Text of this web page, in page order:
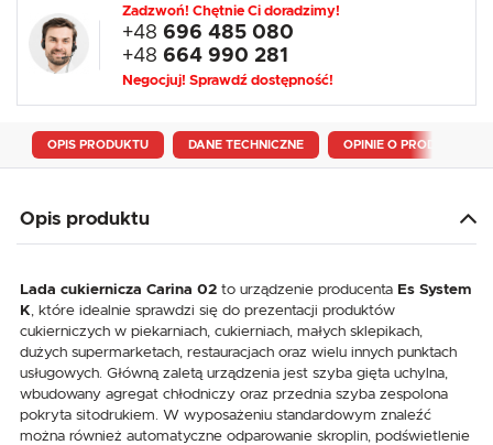
Zadzwoń! Chętnie Ci doradzimy!
+48 696 485 080
+48 664 990 281
Negocjuj! Sprawdź dostępność!
OPIS PRODUKTU DANE TECHNICZNE OPINIE O PRODUKCIE
Opis produktu
Lada cukiernicza Carina 02 to urządzenie producenta Es System
K , które idealnie sprawdzi się do prezentacji produktów
cukierniczych w piekarniach, cukierniach, małych sklepikach,
dużych supermarketach, restauracjach oraz wielu innych punktach
usługowych. Główną zaletą urządzenia jest szyba gięta uchylna,
wbudowany agregat chłodniczy oraz przednia szyba zespolona
pokryta sitodrukiem. W wyposażeniu standardowym znaleźć
można również automatyczne odparowanie skroplin, podświetlenie